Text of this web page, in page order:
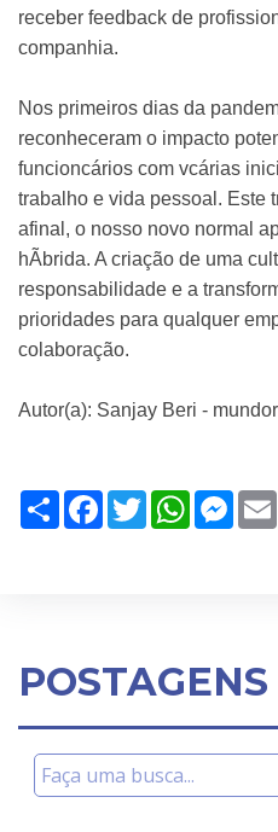
receber feedback de
companhia.
Nos primeiros dias da
reconheceram o impacto
funcioncários com vcárias
trabalho e vida pessoal. Este
afinal, o nosso novo normal
hÃ­brida. A criação de uma
responsabilidade e a
prioridades para qualquer
colaboração.
Autor(a): Sanjay Beri -
ShareFacebook
TwitterWhatsApp
POSTAGENS